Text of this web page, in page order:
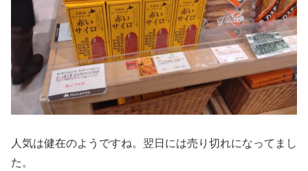
人気は健在のようですね。翌日には売り切れになってまし
た。